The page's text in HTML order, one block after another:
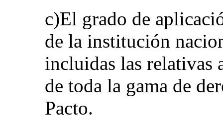
c)El grado de
de la institución
incluidas las relativas
de toda la gama de
Pacto.